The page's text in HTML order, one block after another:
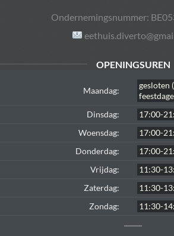
Ondernemingsnummer:
OPENINGSUREN
Maandag:
gesloten
Dinsdag:
17:00-
Woensdag:
17:00-
Donderdag:
17:00-
Vrijdag:
11:30-
Zaterdag:
11:30-
Zondag:
11:30-